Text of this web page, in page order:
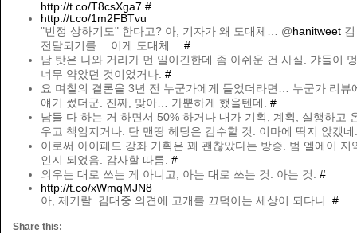
http://t.co/T8csXga7 #
http://t.co/1m2FBTvu
"빈정 상하기도" 한다고? 아, 기자가 왜 도대체… @ hanitweet
전달되기를… 이게 도대체… #
남 탓은 나와 거리가 먼 일이긴한데 좀 아쉬운 건 사실. 갸들이
너무 약았던 것이었거나. #
요 며칠의 결론을 3년 전 누군가에게 들었더라면… 누군가 리뷰
얘기 썼더군. 진짜, 맞아… 가뿐하게 했을텐데. #
남들 다 하는 거 하면서 50% 하거나 내가 기획, 계획, 실행하고
우고 책임지거나. 단 맨땅 헤딩은 감수할 것. 이마에 딱지 앉겠
이로써 아이패드 강좌 기획은 꽤 괜찮았다는 방증. 범 엘에이 지
인지 되었음. 감사할 따름. #
외우는 대로 쓰는 게 아니고, 아는 대로 쓰는 것. 아는 것. #
http://t.co/xWmqMJN8
아, 제기랄. 김대중 의견에 고개를 끄덕이는 세상이 되다니. #
Share this: